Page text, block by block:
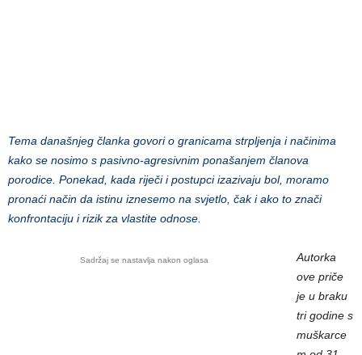
Tema današnjeg članka govori o granicama strpljenja i načinima
kako se nosimo s pasivno-agresivnim ponašanjem članova
porodice. Ponekad, kada riječi i postupci izazivaju bol, moramo
pronaći način da istinu iznesemo na svjetlo, čak i ako to znači
konfrontaciju i rizik za vlastite odnose.
Sadržaj se nastavlja nakon oglasa
Autorka
ove priče
je u braku
tri godine s
muškarce